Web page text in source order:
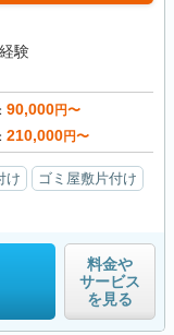
験
90,000円〜
210,000円〜
け
ゴミ屋敷片付け
料金や
サービス
を見る